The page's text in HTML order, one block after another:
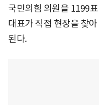
국민의힘 의원을 1199
대표가 직접 현장을 찾
된다.